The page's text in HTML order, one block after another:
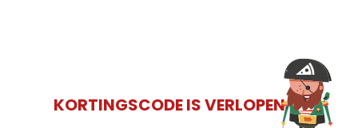
KORTINGSCODE IS VERLOPEN 😞